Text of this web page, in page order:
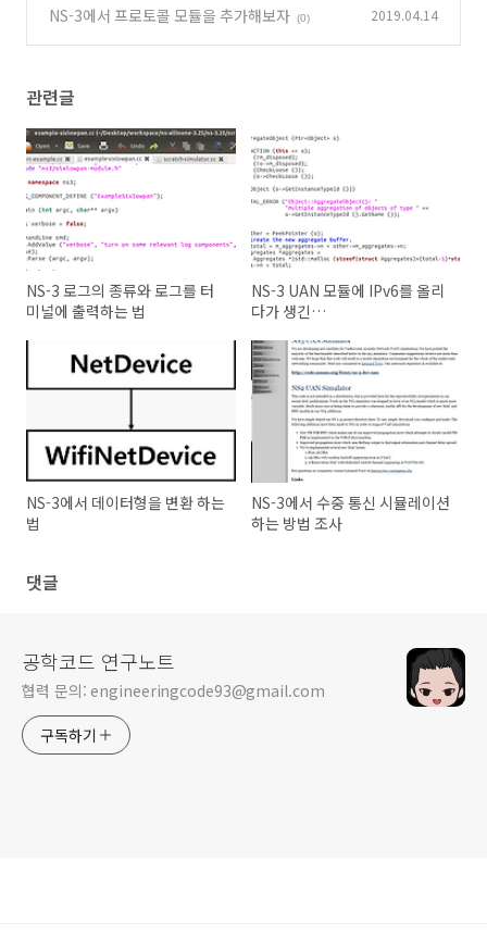
(0)
NS-3에서 프로토콜 모듈을 추가해보자 (0) 2019.04.14
관련글
NS-3 로그의 종류와 로그를 터
미널에 출력하는 법
NS-3 UAN 모듈에 IPv6를 올리
다가 생긴
용 문제
NS-3에서 데이터형을 변환 하는
법
NS-3에서 수중 통신 시뮬레이션
하는 방법 조사
댓글
공학코드 연구노트
협력 문의: engineeringcode93@gmail.com
구독하기